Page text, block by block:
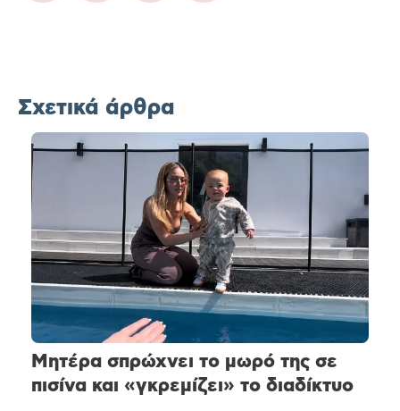
Σχετικά άρθρα
Μητέρα σπρώχνει το μωρό της σε
πισίνα και «γκρεμίζει» το διαδίκτυο